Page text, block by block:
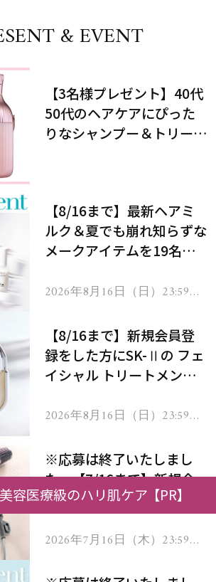
& EVENT
【3名様プレゼント】40代
50代のヘアケアにぴった
りなシャンプー＆トリート
【8/16まで】最新ヘアミ
ルク＆夏でも崩れ知らずな
メークアイテムを19名様
2026年8月16日（日）23:59ま
【8/16まで】新規会員登
録をした方にSK-Ⅱの フェ
イシャル トリートメント
2026年8月16日（日）23:59ま
※応募は終了いたしまし
た。【7/16まで】新規会
員登録をした方にステラボ
ーテのシャインリバース
ヘアドライヤー ジュエル
2026年7月16日（木）23:59ま
美容医療級のハリ肌ケア【PR】